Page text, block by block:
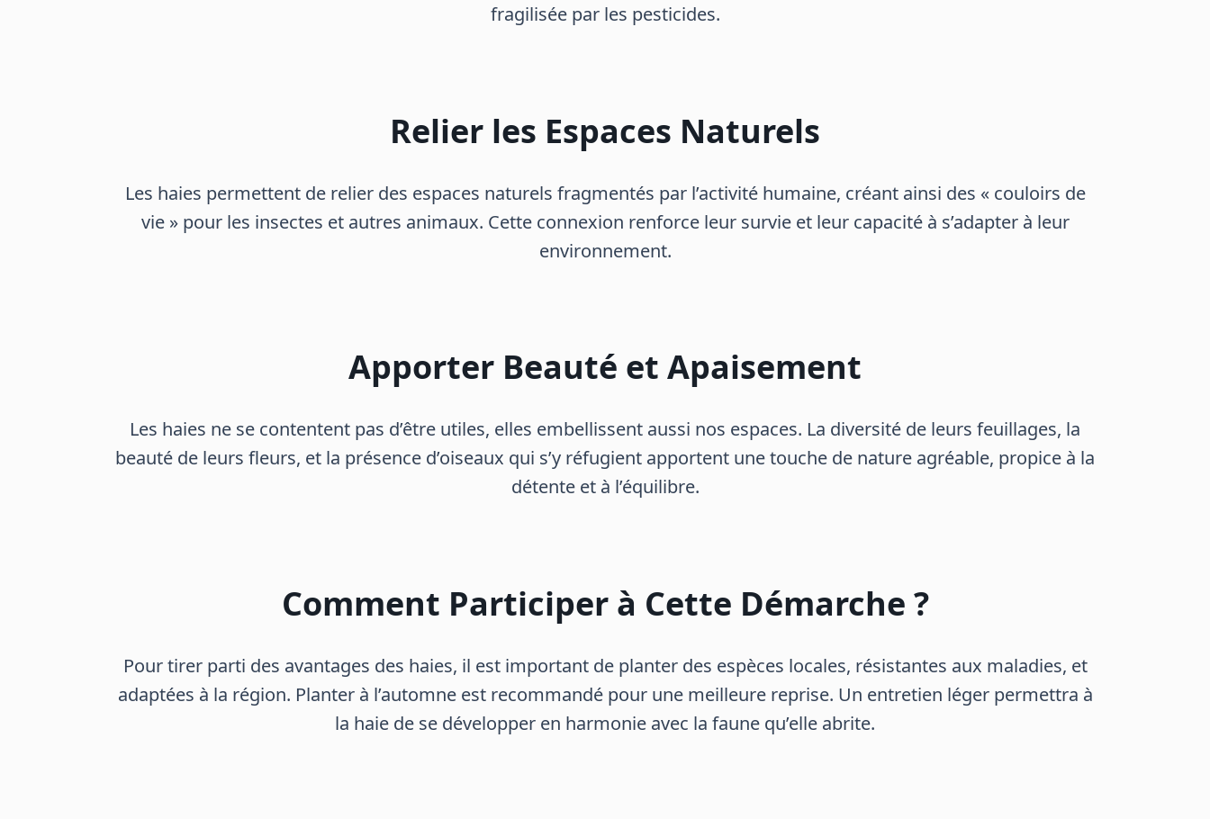
fragilisée par les pesticides.
Relier les Espaces Naturels
Les haies permettent de relier des espaces naturels fragmentés par l’activité humaine, créant ainsi des « couloirs de
vie » pour les insectes et autres animaux. Cette connexion renforce leur survie et leur capacité à s’adapter à leur
environnement.
Apporter Beauté et Apaisement
Les haies ne se contentent pas d’être utiles, elles embellissent aussi nos espaces. La diversité de leurs feuillages, la
beauté de leurs fleurs, et la présence d’oiseaux qui s’y réfugient apportent une touche de nature agréable, propice à la
détente et à l’équilibre.
Comment Participer à Cette Démarche ?
Pour tirer parti des avantages des haies, il est important de planter des espèces locales, résistantes aux maladies, et
adaptées à la région. Planter à l’automne est recommandé pour une meilleure reprise. Un entretien léger permettra à
la haie de se développer en harmonie avec la faune qu’elle abrite.